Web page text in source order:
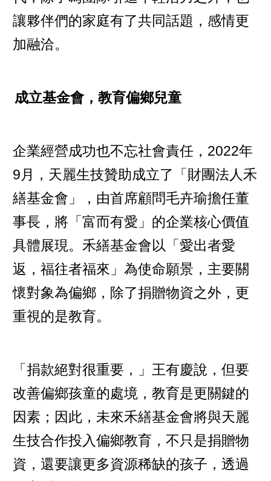
讓夥伴們的家庭有了共同話題，感情更
加融洽。
成立基金會，教育偏鄉兒童
企業經營成功也不忘社會責任，2022年
9月，天麗生技贊助成立了「財團法人禾
繕基金會」，由首席顧問毛卉瑜擔任董
事長，將「富而有愛」的企業核心價值
具體展現。禾繕基金會以「愛出者愛
返，福往者福來」為使命願景，主要關
懷對象為偏鄉，除了捐贈物資之外，更
重視的是教育。
「捐款絕對很重要，」王有慶說，但要
改善偏鄉孩童的處境，教育是更關鍵的
因素；因此，未來禾繕基金會將與天麗
生技合作投入偏鄉教育，不只是捐贈物
資，還要讓更多資源稀缺的孩子，透過